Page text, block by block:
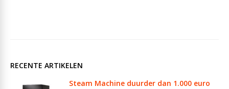
RECENTE ARTIKELEN
Steam Machine duurder dan 1.000 euro